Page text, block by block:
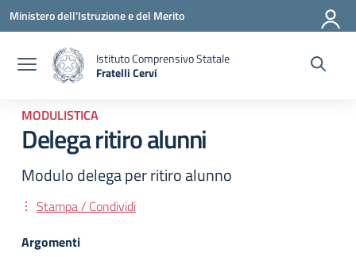
Vai ai contenuti
Vai al menu di navigazione
Vai al footer
Ministero dell'Istruzione e del Merito
Istituto Comprensivo Statale
Fratelli Cervi
MODULISTICA
Delega ritiro alunni
Modulo delega per ritiro alunno
Stampa / Condividi
Argomenti